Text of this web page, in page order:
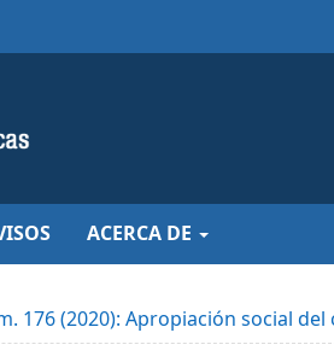
ACERCA DE
176 (2020): Apropiación social